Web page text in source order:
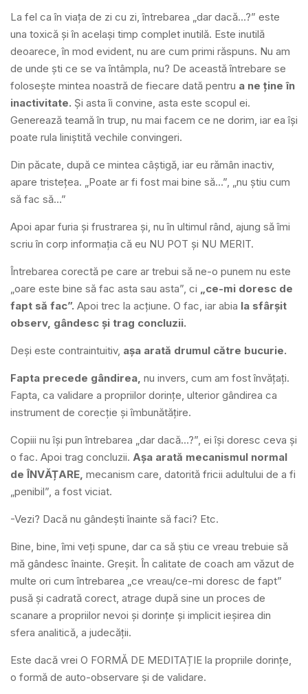
La fel ca în viața de zi cu zi, întrebarea „dar dacă…?” este
una toxică și în același timp complet inutilă. Este inutilă
deoarece, în mod evident, nu are cum primi răspuns. Nu am
de unde ști ce se va întâmpla, nu? De această întrebare se
folosește mintea noastră de fiecare dată pentru a ne ține în
inactivitate. Și asta îi convine, asta este scopul ei.
Generează teamă în trup, nu mai facem ce ne dorim, iar ea își
poate rula liniștită vechile convingeri.
Din păcate, după ce mintea câștigă, iar eu rămân inactiv,
apare tristețea. „Poate ar fi fost mai bine să…”, „nu știu cum
să fac să…”
Apoi apar furia și frustrarea și, nu în ultimul rând, ajung să îmi
scriu în corp informația că eu NU POT și NU MERIT.
Întrebarea corectă pe care ar trebui să ne-o punem nu este
„oare este bine să fac asta sau asta”, ci „ce-mi doresc de
fapt să fac”. Apoi trec la acțiune. O fac, iar abia la sfârșit
observ, gândesc și trag concluzii.
Deși este contraintuitiv, așa arată drumul către bucurie.
Fapta precede gândirea, nu invers, cum am fost învățați.
Fapta, ca validare a propriilor dorințe, ulterior gândirea ca
instrument de corecție și îmbunătățire.
Copiii nu își pun întrebarea „dar dacă…?”, ei își doresc ceva și
o fac. Apoi trag concluzii. Așa arată mecanismul normal
de ÎNVĂȚARE, mecanism care, datorită fricii adultului de a fi
„penibil”, a fost viciat.
-Vezi? Dacă nu gândești înainte să faci? Etc.
Bine, bine, îmi veți spune, dar ca să știu ce vreau trebuie să
mă gândesc înainte. Greșit. În calitate de coach am văzut de
multe ori cum întrebarea „ce vreau/ce-mi doresc de fapt”
pusă și cadrată corect, atrage după sine un proces de
scanare a propriilor nevoi și dorințe și implicit ieșirea din
sfera analitică, a judecății.
Este dacă vrei O FORMĂ DE MEDITAȚIE la propriile dorințe,
o formă de auto-observare și de validare.